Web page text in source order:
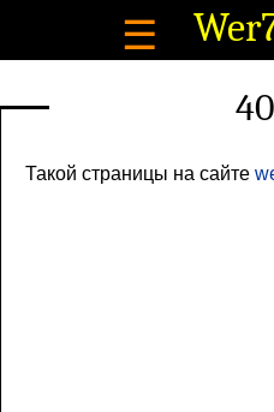
☰
Такой страницы на сайте